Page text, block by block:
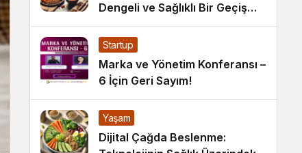
Dengeli ve Sağlıklı Bir Geçiş
İçin İpuçları
Startup
Marka ve Yönetim Konferansı –
6 İçin Geri Sayım!
Yaşam
Dijital Çağda Beslenme: